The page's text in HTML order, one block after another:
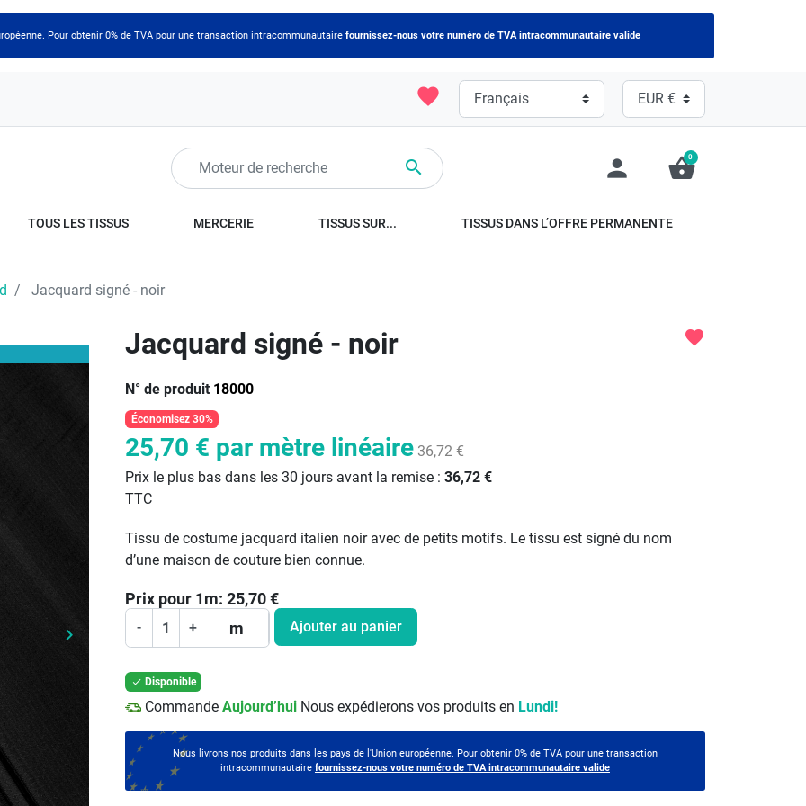
Pour obtenir 0% de TVA pour une transaction intracommunautaire fournissez-nous votre numéro de TVA intracommunautaire valide
favorite
 person shopping_basket
0
TOUS LES TISSUS MERCERIE TISSUS SUR... TISSUS DANS L’OFFRE PERMANENTE
Jacquard signé - noir
Prochain
keyboard_arrow_right
Jacquard signé - noir
N° de produit 18000
favorite
Économisez 30%
25,70 € par mètre linéaire 36,72 €
Prix le plus bas dans les 30 jours avant la remise : 36,72 €
TTC
Tissu de costume jacquard italien noir avec de petits motifs. Le tissu est signé du nom
d’une maison de couture bien connue.
Prix pour 1m: 25,70€
- + m Ajouter au panier
 Disponible
Commande Aujourd’hui Nous expédierons vos produits en Lundi!
Nous livrons nos produits dans les pays de l'Union européenne. Pour obtenir 0% de TVA pour une transaction
intracommunautaire fournissez-nous votre numéro de TVA intracommunautaire valide